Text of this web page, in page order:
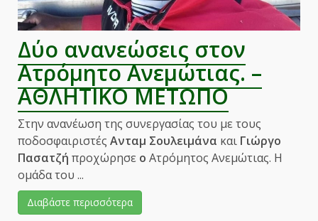
Δύο ανανεώσεις στον
Ατρόμητο Ανεμώτιας. –
ΑΘΛΗΤΙΚΟ ΜΕΤΩΠΟ
Στην ανανέωση της συνεργασίας του με τους
ποδοσφαιριστές Ανταμ Σουλειμάνα και Γιώργο
Πασατζή προχώρησε ο Ατρόμητος Ανεμώτιας. Η
ομάδα του ...
Διαβάστε περισσότερα